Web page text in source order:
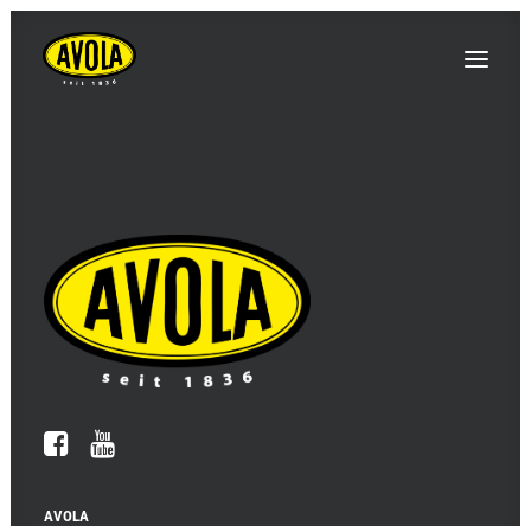
INNOVATIONEN / NEUIGKEITEN
EVENTS / MESSEN
PRODUKTE
KONTAKT & ANFAHRT
AVOLA